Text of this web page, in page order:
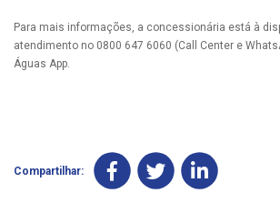
Para mais informações, a concessionária está à
atendimento no 0800 647 6060 (Call Center e
Águas App.
Compartilhar: